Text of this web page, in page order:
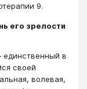
9.
его зрелости
в
своей
волевая,